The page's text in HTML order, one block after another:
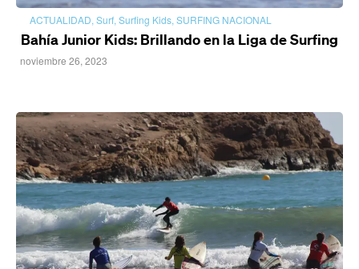
ACTUALIDAD,Surf,Surfing Kids,SURFING NACIONAL
Bahía Junior Kids: Brillando en la Liga de Surfing
noviembre 26, 2023